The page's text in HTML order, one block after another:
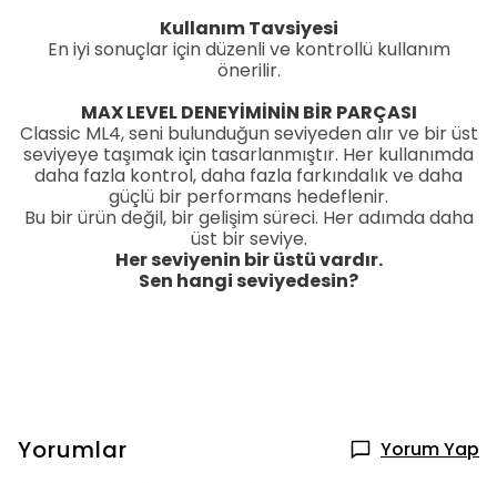
Kullanım Tavsiyesi
En iyi sonuçlar için düzenli ve kontrollü kullanım
önerilir.
MAX LEVEL DENEYİMİNİN BİR PARÇASI
Classic ML4, seni bulunduğun seviyeden alır ve bir üst
seviyeye taşımak için tasarlanmıştır. Her kullanımda
daha fazla kontrol, daha fazla farkındalık ve daha
güçlü bir performans hedeflenir.
Bu bir ürün değil, bir gelişim süreci. Her adımda daha
üst bir seviye.
Her seviyenin bir üstü vardır.
Sen hangi seviyedesin?
Yorumlar Yorum Yap